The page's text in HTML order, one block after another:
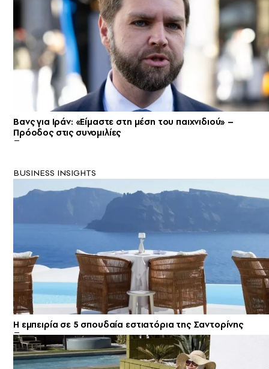
Βανς για Ιράν: «Είμαστε στη μέση του παιχνιδιού» –
Πρόοδος στις συνομιλίες
BUSINESS INSIGHTS
Η εμπειρία σε 5 σπουδαία εστιατόρια της Σαντορίνης